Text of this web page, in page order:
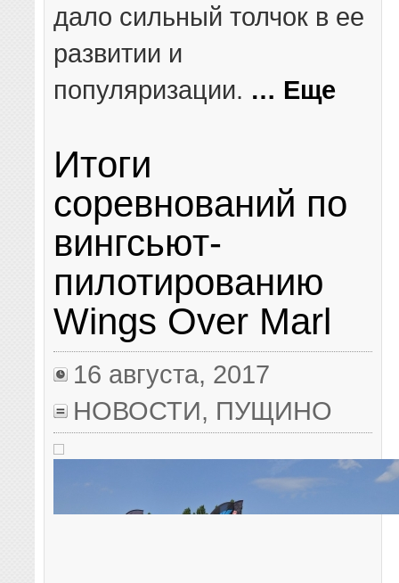
дало сильный толчок в ее
развитии и
популяризации. … Еще
Итоги
соревнований по
вингсьют-
пилотированию
Wings Over Marl
16 августа, 2017
НОВОСТИ, ПУЩИНО